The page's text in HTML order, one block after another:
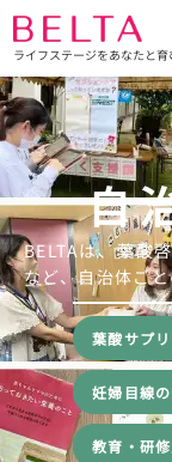
ライフステージをあなたと育
自
BELTAは、葉酸
など、自治体ご
葉酸サプ
妊婦目線
教育・研